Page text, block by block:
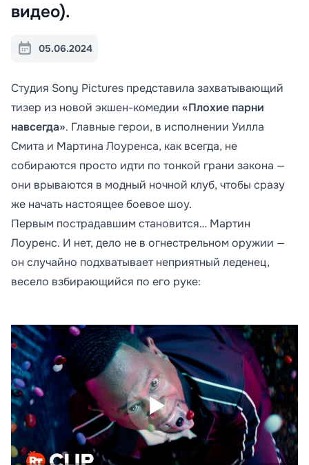
видео).
05.06.2024
Студия Sony Pictures представила захватывающий
тизер из новой экшен-комедии «Плохие парни
навсегда». Главные герои, в исполнении Уилла
Смита и Мартина Лоуренса, как всегда, не
собираются просто идти по тонкой грани закона —
они врываются в модный ночной клуб, чтобы сразу
же начать настоящее боевое шоу.
Первым пострадавшим становится… Мартин
Лоуренс. И нет, дело не в огнестрельном оружии —
он случайно подхватывает неприятный леденец,
весело взбирающийся по его руке: